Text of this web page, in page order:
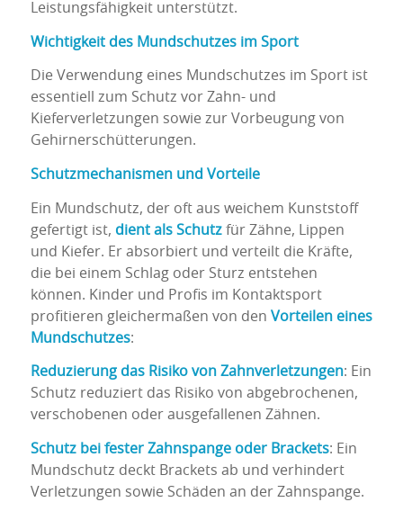
Leistungsfähigkeit unterstützt.
Wichtigkeit des Mundschutzes im Sport
Die Verwendung eines Mundschutzes im Sport ist
essentiell zum Schutz vor Zahn- und
Kieferverletzungen sowie zur Vorbeugung von
Gehirnerschütterungen.
Schutzmechanismen und Vorteile
Ein Mundschutz, der oft aus weichem Kunststoff
gefertigt ist, dient als Schutzfür Zähne, Lippen
und Kiefer. Er absorbiert und verteilt die Kräfte,
die bei einem Schlag oder Sturz entstehen
können. Kinder und Profis im Kontaktsport
profitieren gleichermaßen von den Vorteilen eines
Mundschutzes:
Reduzierung das Risiko von Zahnverletzungen: Ein
Schutz reduziert das Risiko von abgebrochenen,
verschobenen oder ausgefallenen Zähnen.
Schutz bei fester Zahnspange oder Brackets: Ein
Mundschutz deckt Brackets ab und verhindert
Verletzungen sowie Schäden an der Zahnspange.